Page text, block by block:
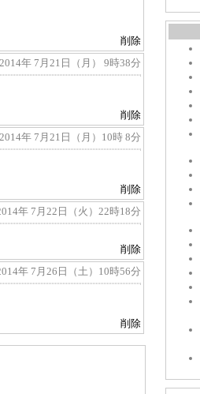
削除
年 7月21日（月） 9時38分
削除
年 7月21日（月）10時 8分
削除
年 7月22日（火）22時18分
削除
年 7月26日（土）10時56分
削除